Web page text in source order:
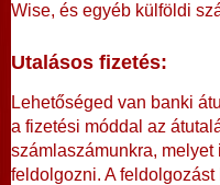
Wise, és egyéb külföldi
Utalásos fizetés:
Lehetőséged van banki
a fizetési móddal az
számlaszámunkra, melyet
feldolgozni. A